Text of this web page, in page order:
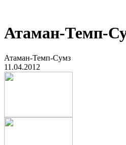
Атаман-Темп-
Атаман-Темп-Сумз
11.04.2012